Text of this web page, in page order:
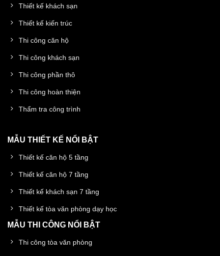
Thiết kế khách sạn
Thiết kế kiến trúc
Thi công căn hộ
Thi công khách sạn
Thi công phần thô
Thi công hoàn thiện
Thẩm tra công trình
MẪU THIẾT KẾ NỔI BẬT
Thiết kế căn hộ 5 tầng
Thiết kế căn hộ 7 tầng
Thiết kế khách sạn 7 tầng
Thiết kế tòa văn phòng dạy học
MẪU THI CÔNG NỔI BẬT
Thi công tòa văn phòng